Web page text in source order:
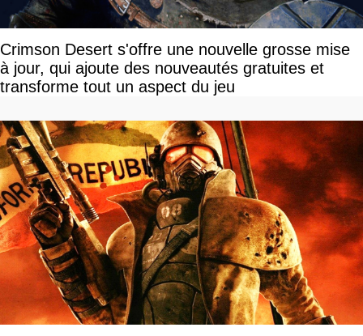
Crimson Desert s'offre une nouvelle grosse mise
à jour, qui ajoute des nouveautés gratuites et
transforme tout un aspect du jeu